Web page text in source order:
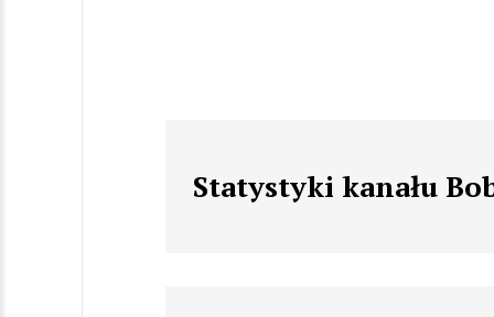
Statystyki kanału